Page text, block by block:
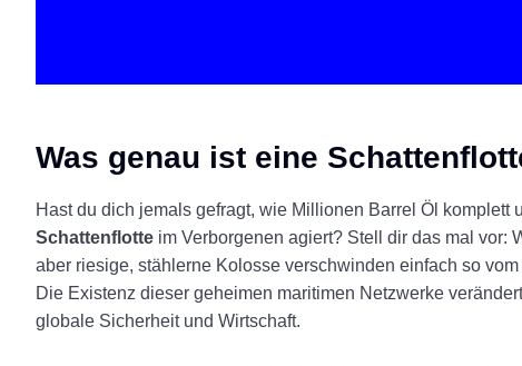
Was genau ist eine
Hast du dich jemals gefragt, wie Millionen Barrel Öl
Schattenflotte im Verborgenen agiert? Stell dir das mal vor:
aber riesige, stählerne Kolosse verschwinden einfach so
Die Existenz dieser geheimen maritimen Netzwerke
globale Sicherheit und Wirtschaft.